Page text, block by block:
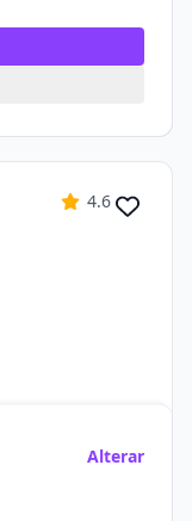
4.6
Alterar